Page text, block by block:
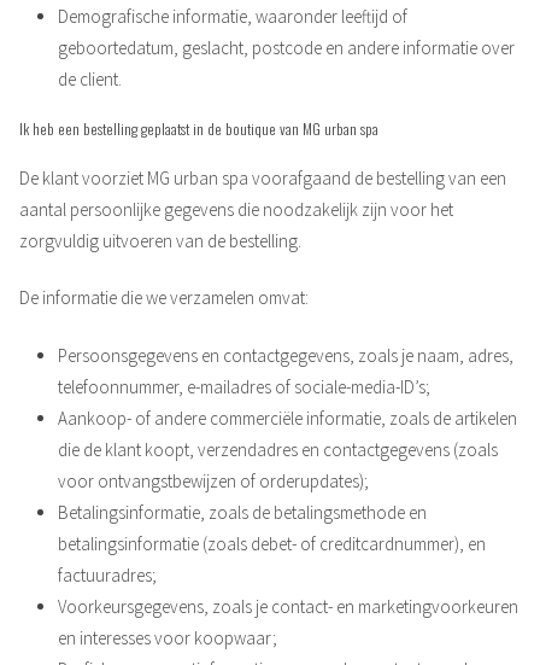
Demografische informatie, waaronder leeftijd of
geboortedatum, geslacht, postcode en andere informatie over
de client.
Ik heb een bestelling geplaatst in de boutique van MG urban spa
De klant voorziet MG urban spa voorafgaand de bestelling van een
aantal persoonlijke gegevens die noodzakelijk zijn voor het
zorgvuldig uitvoeren van de bestelling.
De informatie die we verzamelen omvat:
Persoonsgegevens en contactgegevens, zoals je naam, adres,
telefoonnummer, e-mailadres of sociale-media-ID’s;
Aankoop- of andere commerciële informatie, zoals de artikelen
die de klant koopt, verzendadres en contactgegevens (zoals
voor ontvangstbewijzen of orderupdates);
Betalingsinformatie, zoals de betalingsmethode en
betalingsinformatie (zoals debet- of creditcardnummer), en
factuuradres;
Voorkeursgegevens, zoals je contact- en marketingvoorkeuren
en interesses voor koopwaar;